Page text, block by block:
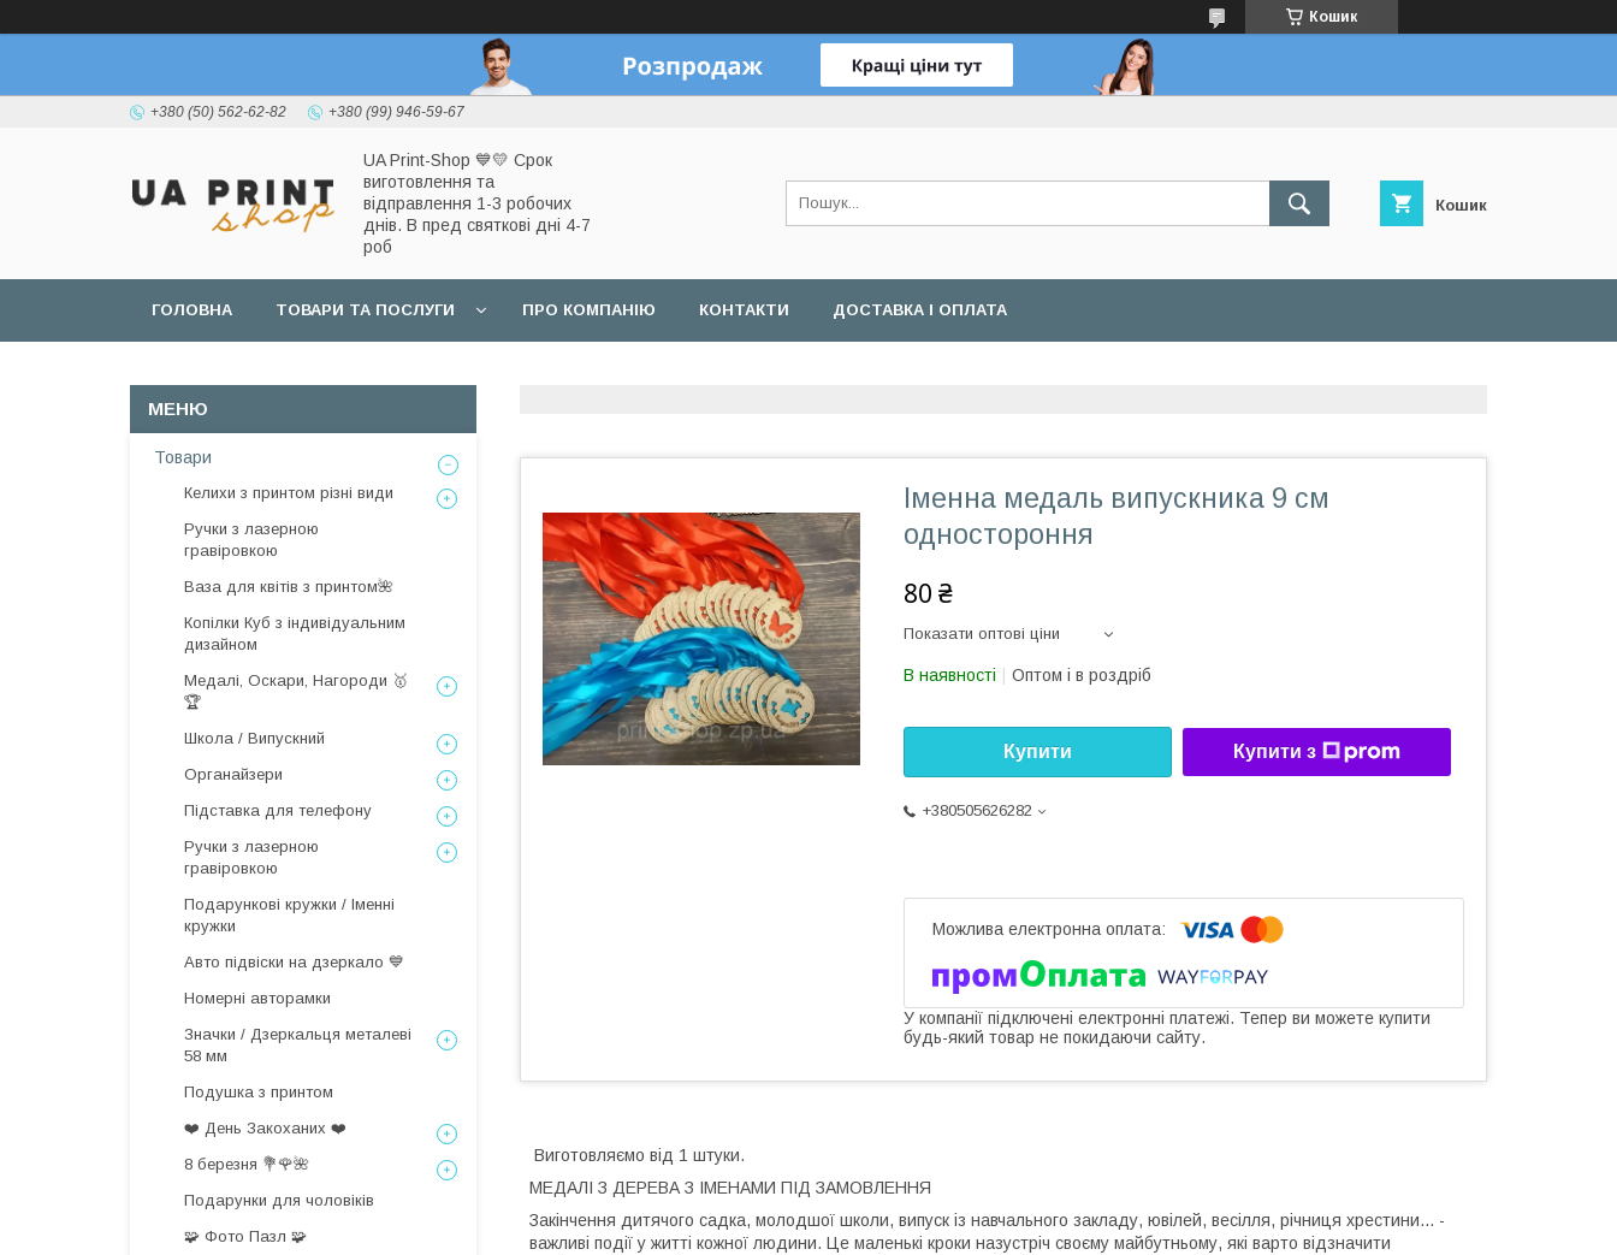
Кошик
+380 (50) 562-62-82 +380 (99) 946-59-67
UA Print-Shop ​💙💛 Срок
виготовлення та
відправлення 1-3 робочих
днів. В пред святкові дні 4-7
роб
Кошик
ГОЛОВНА ТОВАРИ ТА ПОСЛУГИ ПРО КОМПАНІЮ КОНТАКТИ ДОСТАВКА І ОПЛАТА
Іменна медаль випускника 9 см
одностороння
80 ₴
Показати оптові ціни
В наявності Оптом і в роздріб
Купити Купити з
+380505626282
У компанії підключені електронні платежі. Тепер ви можете купити
будь-який товар не покидаючи сайту.
Виготовляємо від 1 штуки.
МЕДАЛІ З ДЕРЕВА З ІМЕНАМИ ПІД ЗАМОВЛЕННЯ
Закінчення дитячого садка, молодшої школи, випуск із навчального закладу, ювілей, весілля, річниця хрестини... -
важливі події у житті кожної людини. Це маленькі кроки назустріч своєму майбутньому, які варто відзначити
Товари
Келихи з принтом різні види
Ручки з лазерною
гравіровкою
Ваза для квітів з принтом🌺
Копілки Куб з індивідуальним
дизайном
Медалі, Оскари, Нагороди 🥇
🏆
Школа / Випускний
Органайзери
Підставка для телефону
Ручки з лазерною
гравіровкою
Подарункові кружки / Іменні
кружки
Авто підвіски на дзеркало 💙
Номерні авторамки
Значки / Дзеркальця металеві
58 мм
Подушка з принтом
❤️ День Закоханих ❤️
8 березня 💐🌹🌺
Подарунки для чоловіків
🧩 Фото Пазл 🧩